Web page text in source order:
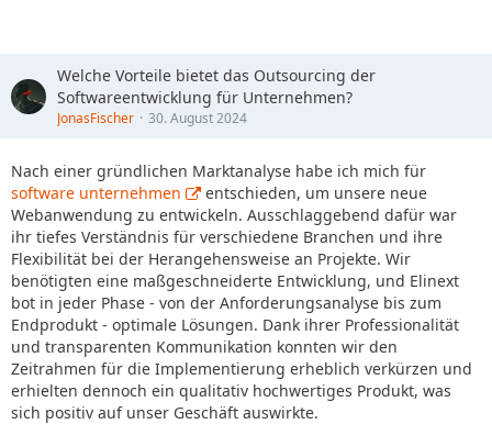
Welche Vorteile bietet das Outsourcing der
Softwareentwicklung für Unternehmen?
JonasFischer 30. August 2024
Nach einer gründlichen Marktanalyse habe ich mich für
software unternehmen
entschieden, um unsere neue
Webanwendung zu entwickeln. Ausschlaggebend dafür war
ihr tiefes Verständnis für verschiedene Branchen und ihre
Flexibilität bei der Herangehensweise an Projekte. Wir
benötigten eine maßgeschneiderte Entwicklung, und Elinext
bot in jeder Phase - von der Anforderungsanalyse bis zum
Endprodukt - optimale Lösungen. Dank ihrer Professionalität
und transparenten Kommunikation konnten wir den
Zeitrahmen für die Implementierung erheblich verkürzen und
erhielten dennoch ein qualitativ hochwertiges Produkt, was
sich positiv auf unser Geschäft auswirkte.